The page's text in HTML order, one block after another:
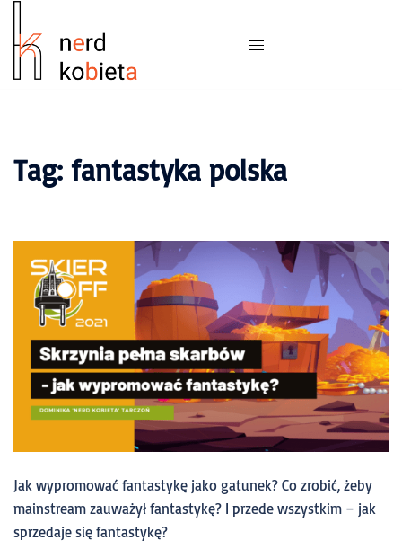
Tag: fantastyka polska
Jak wypromować fantastykę jako gatunek? Co zrobić, żeby
mainstream zauważył fantastykę? I przede wszystkim – jak
sprzedaje się fantastykę?